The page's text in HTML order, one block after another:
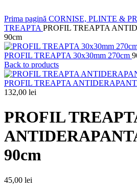
Prima pagină CORNISE, PLINTE &
TREAPTA PROFIL TREAPTA
90cm
PROFIL TREAPTA 30x30mm 270cm
Back to products
PROFIL TREAPTA
132,00 lei
PROFIL
90cm
45,00 lei